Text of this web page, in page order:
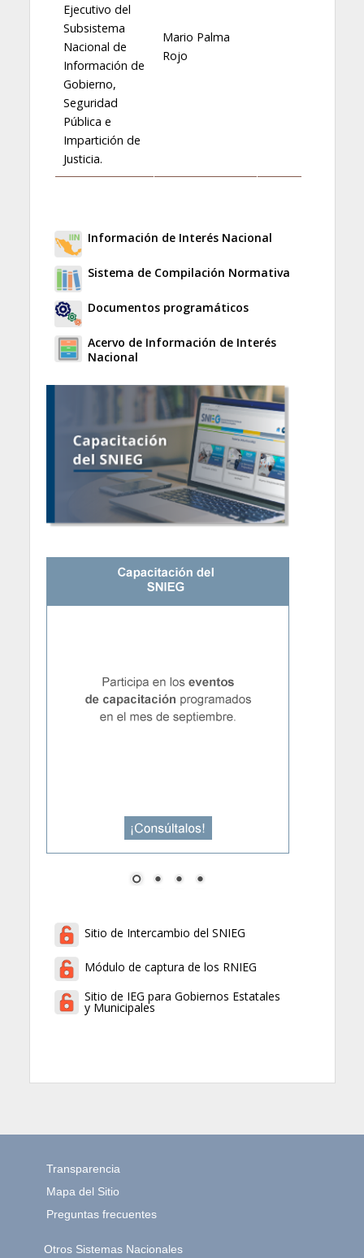
Ejecutivo del
Subsistema
Nacional de
Información de
Gobierno,
Seguridad
Pública e
Impartición de
Justicia.
Mario Palma
Rojo
Información de Interés Nacional
Sistema de Compilación Normativa
Documentos programáticos
Acervo de Información de Interés
Nacional
Sitio de Intercambio del SNIEG
Módulo de captura de los RNIEG
Sitio de IEG para Gobiernos Estatales
y Municipales
Transparencia
Mapa del Sitio
Preguntas frecuentes
Otros Sistemas Nacionales